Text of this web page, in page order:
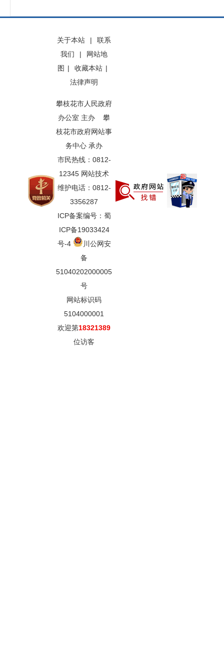
关于本站 |
联系
我们
|
网站地
图 | 收藏本站 |
法律声明
攀枝花市人民政府
办公室 主办 攀
枝花市政府网站事
务中心 承办
市民热线：0812-
12345 网站技术
维护电话：0812-
3356287
ICP备案编号：蜀
ICP备19033424
号-4
川公网安
备
51040202000005
号
网站标识码
5104000001
欢迎第18321389
位访客